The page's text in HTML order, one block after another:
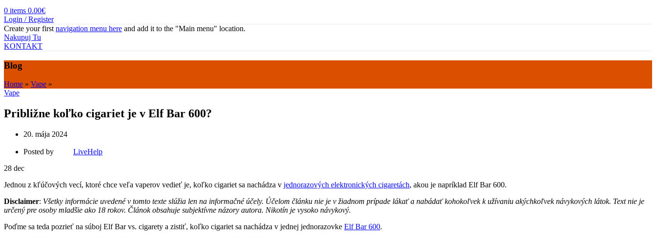
0 items 0.00€
Login / Register
Create your first navigation menu here and add it to the "Main menu" location.
Nakupuj Tu
KONTAKT
Blog
Home » Vape »
Vape
Približne koľko cigariet je v Elf Bar 600?
20. mája 2024
Posted by
LiveHelp
28 dec
Jednou z kľúčových vecí, ktoré chce veľa vaperov vedieť je, koľko cigariet sa nachádza v jednorazových elektronických cigaretách, akou je napríklad Elf Bar 600.
Disclaimer: Všetky informácie uvedené v tomto texte slúžia len na informačné účely. Účelom článku nie je v žiadnom prípade lákať a nabádať kohokoľvek k užívaniu akýchkoľvek návykových látok. Text nie je
určený pre osoby mladšie ako 18 rokov. Článok obsahuje subjektívne názory autora. Nikotín je vysoko návykový.
Poďme sa teda pozrieť na súboj Elf Bar vs. cigarety a zistiť, koľko cigariet sa nachádza v jednej jednorazovke Elf Bar 600.